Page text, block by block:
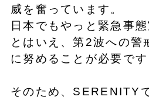
威を奮っています。
日本でもやっと緊急事
とはいえ、第2波への警
に努めることが必要です
そのため、SERENITY